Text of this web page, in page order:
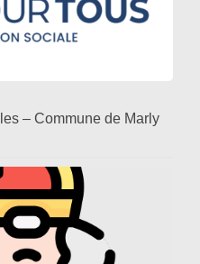
– Commune de Marly